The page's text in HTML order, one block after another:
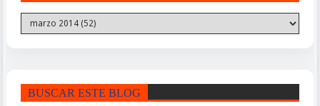
BUSCAR ESTE BLOG